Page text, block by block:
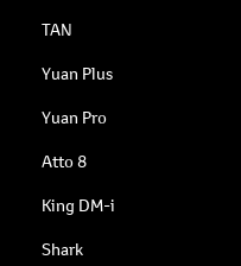
TAN
Yuan Plus
Yuan Pro
Atto 8
King DM-i
Shark